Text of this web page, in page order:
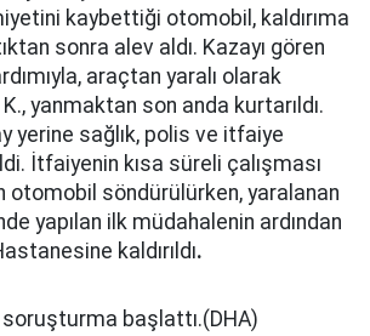
kaybettiği otomobil, kaldırıma
sonra alev aldı. Kazayı gören
araçtan yaralı olarak
K., yanmaktan son anda kurtarıldı.
yerine sağlık, polis ve itfaiye
İtfaiyenin kısa süreli çalışması
otomobil söndürülürken, yaralanan
yapılan ilk müdahalenin ardından
kaldırıldı.
başlattı.(DHA)